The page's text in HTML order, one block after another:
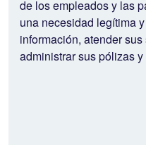
de los empleados y las
una necesidad legítima
información, atender
administrar sus pólizas